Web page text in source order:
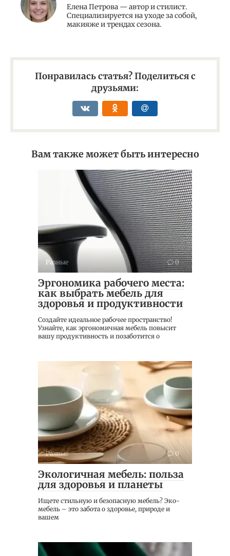
Елена Петрова — автор и стилист.
Специализируется на уходе за собой,
макияже и трендах сезона.
Понравилась статья? Поделиться с
друзьями:
Вам также может быть интересно
Разные 0
Эргономика рабочего места:
как выбрать мебель для
здоровья и продуктивности
Создайте идеальное рабочее пространство!
Узнайте, как эргономичная мебель повысит
вашу продуктивность и позаботится о
Разные 0
Экологичная мебель: польза
для здоровья и планеты
Ищете стильную и безопасную мебель? Эко-
мебель – это забота о здоровье, природе и
вашем